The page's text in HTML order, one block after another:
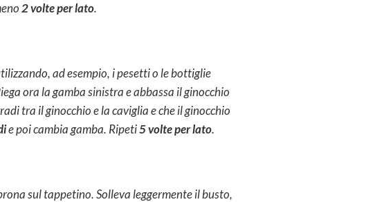
2 volte per lato.
ad esempio, i pesetti o le bottiglie
ora la gamba sinistra e abbassa il ginocchio
tra il ginocchio e la caviglia e che il ginocchio
e poi cambia gamba. Ripeti5 volte per lato.
sul tappetino. Solleva leggermente il busto,